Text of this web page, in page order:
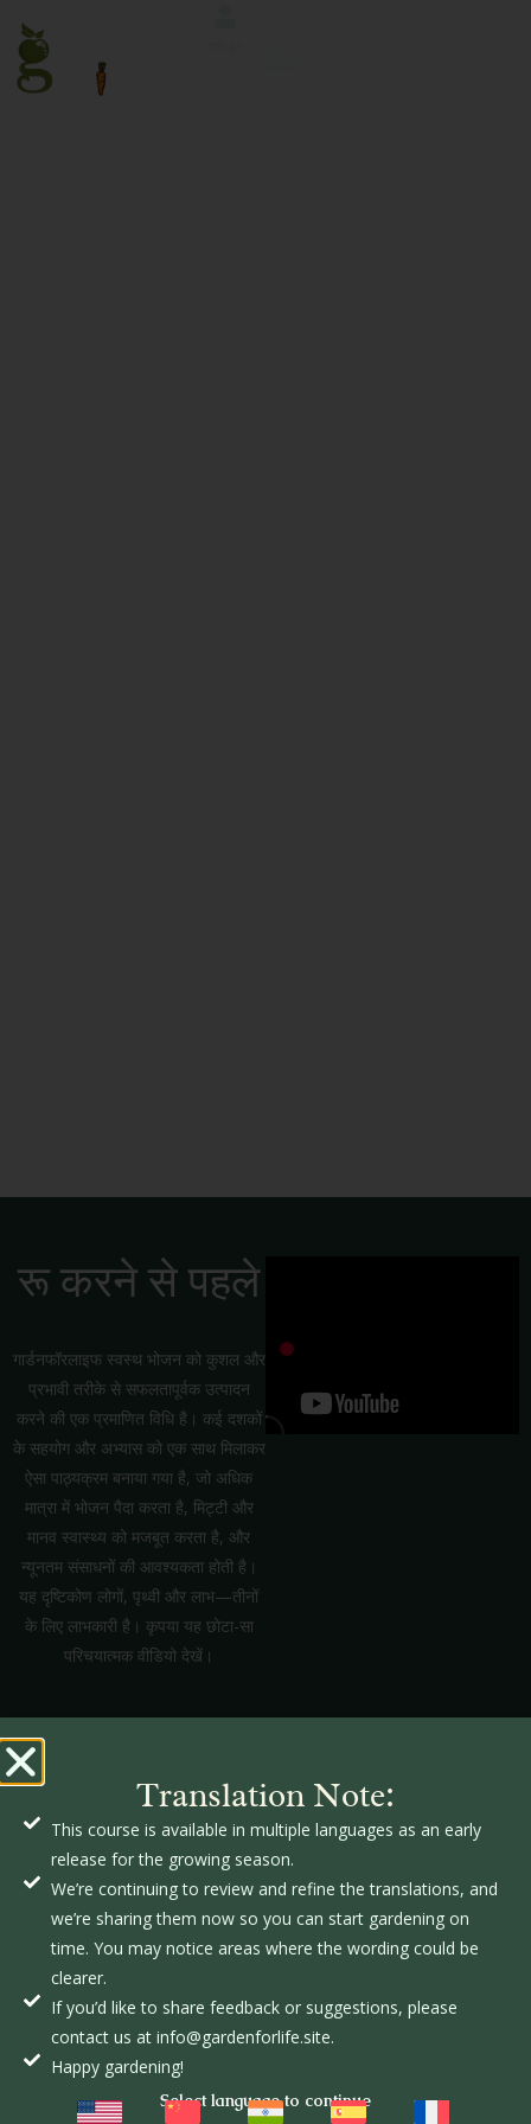
रू करने से पहले
गार्डनफॉरलाइफ स्वस्थ भोजन को कुशल और
प्रभावी तरीके से सफलतापूर्वक उत्पादन
करने की एक प्रमाणित विधि है। कई दशकों
के सहयोग और अभ्यास को एक साथ मिलाकर
ऐसा पाठ्यक्रम बनाया गया है, जो अधिक
मात्रा में भोजन पैदा करता है, मिट्टी और
मानव स्वास्थ्य को मजबूत करता है, और
न्यूनतम संसाधनों की आवश्यकता होती है।
यह दृष्टिकोण लोगों, पृथ्वी और लाभ—तीनों
के लिए लाभकारी है। कृपया यह छोटा-सा
परिचयात्मक वीडियो देखें।
एक घरेलू बगीचा परिवार के लिए जीवन निर्माण का अनुभव होता है।
इसके लिए यह समझना आवश्यक है कि जीवन की रचना करने के लिए
हमारा ग्रह और हमारे आपसी संबंध कैसे कार्य करते हैं।
साझी ज़िम्मेदारी, निरंतर परिश्रम और भूमि की समझदारीपूर्ण देखभाल
के माध्यम से एक परिवार स्वयं को शारीरिक, बौद्धिक, भावनात्मक और
आध्यात्मिक रूप से पोषित कर सकता है।
Translation Note:
This course is available in multiple languages as an early
release for the growing season.
We’re continuing to review and refine the translations, and
we’re sharing them now so you can start gardening on
time. You may notice areas where the wording could be
clearer.
If you’d like to share feedback or suggestions, please
contact us at info@gardenforlife.site.
Happy gardening!
Select language to continue